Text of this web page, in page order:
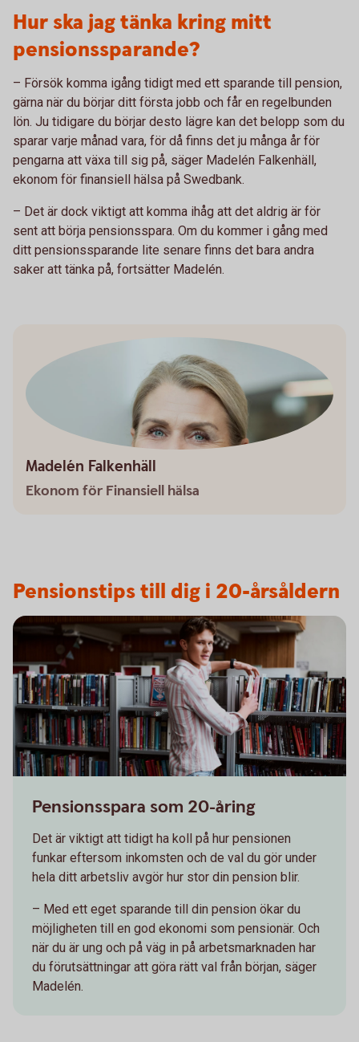
Hur ska jag tänka kring mitt
pensionssparande?
– Försök komma igång tidigt med ett sparande till pension,
gärna när du börjar ditt första jobb och får en regelbunden
lön. Ju tidigare du börjar desto lägre kan det belopp som du
sparar varje månad vara, för då finns det ju många år för
pengarna att växa till sig på, säger Madelén Falkenhäll,
ekonom för finansiell hälsa på Swedbank.
– Det är dock viktigt att komma ihåg att det aldrig är för
sent att börja pensionsspara. Om du kommer i gång med
ditt pensionssparande lite senare finns det bara andra
saker att tänka på, fortsätter Madelén.
Madelén Falkenhäll
Ekonom för Finansiell hälsa
Pensionstips till dig i 20-årsåldern
Pensionsspara som 20-åring
Det är viktigt att tidigt ha koll på hur pensionen
funkar eftersom inkomsten och de val du gör under
hela ditt arbetsliv avgör hur stor din pension blir.
– Med ett eget sparande till din pension ökar du
möjligheten till en god ekonomi som pensionär. Och
när du är ung och på väg in på arbetsmarknaden har
du förutsättningar att göra rätt val från början, säger
Madelén.